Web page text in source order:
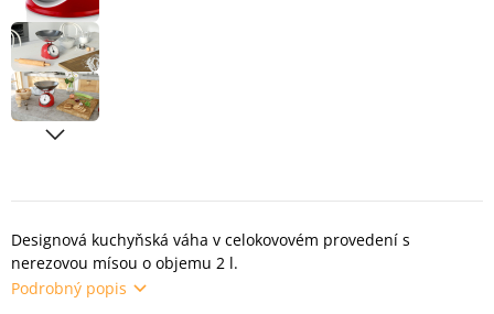
Designová kuchyňská váha v celokovovém provedení s
nerezovou mísou o objemu 2 l.
Podrobný popis